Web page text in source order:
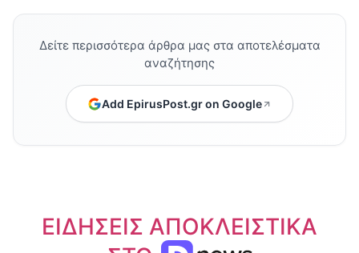
Δείτε περισσότερα άρθρα μας στα αποτελέσματα
αναζήτησης
Add EpirusPost.gr on Google
ΕΙΔΗΣΕΙΣ ΑΠΟΚΛΕΙΣΤΙΚΑ